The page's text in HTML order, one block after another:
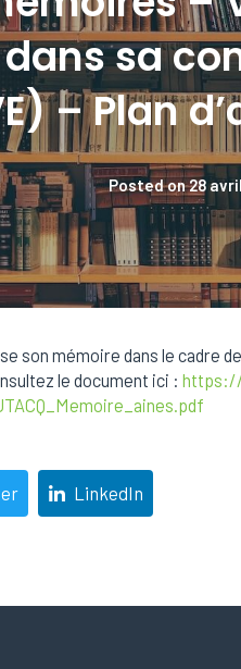
sa
– Plan
Posted on28
son mémoire dans le cadre
le document ici :
LinkedIn